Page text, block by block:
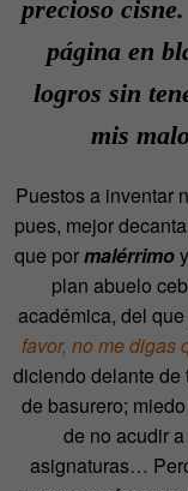
precioso
página en
logros sin
mis
Puestos a inventar
pues, mejor
que pormalérrimoy
plan abuelo
académica, del
favor, no me digas
diciendo delante de
de basurero;
de no acudir
asignaturas…